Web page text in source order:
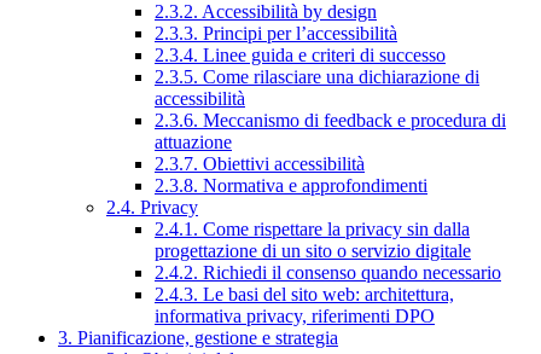
2.3.2. Accessibilità by design
2.3.3. Principi per l’accessibilità
2.3.4. Linee guida e criteri di successo
2.3.5. Come rilasciare una dichiarazione di
accessibilità
2.3.6. Meccanismo di feedback e procedura di
attuazione
2.3.7. Obiettivi accessibilità
2.3.8. Normativa e approfondimenti
2.4. Privacy
2.4.1. Come rispettare la privacy sin dalla
progettazione di un sito o servizio digitale
2.4.2. Richiedi il consenso quando necessario
2.4.3. Le basi del sito web: architettura,
informativa privacy, riferimenti DPO
3. Pianificazione, gestione e strategia